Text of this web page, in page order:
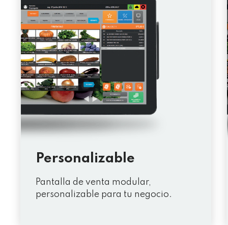
Personalizable
Pantalla de venta modular,
personalizable para tu negocio.